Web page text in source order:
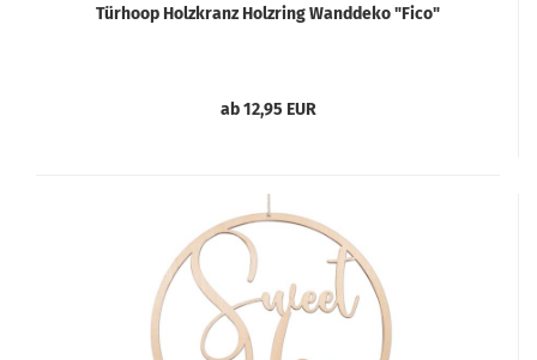
Türhoop Holzkranz Holzring Wanddeko "Fico"
ab 12,95 EUR